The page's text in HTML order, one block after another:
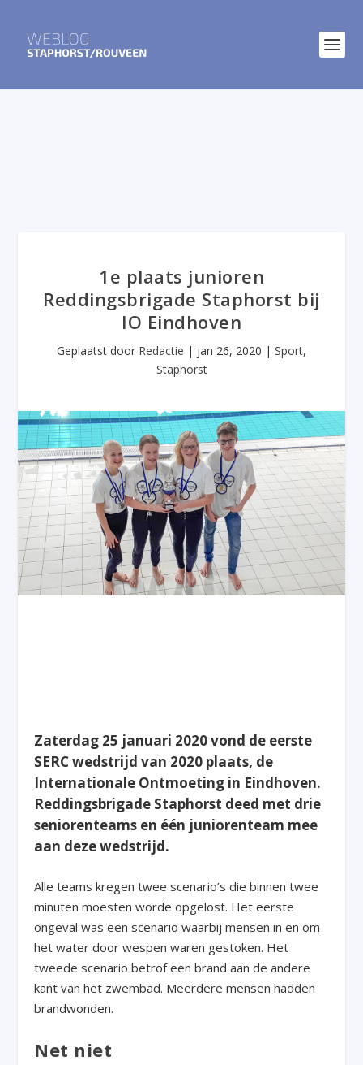
1e plaats junioren
Reddingsbrigade Staphorst bij
IO Eindhoven
Geplaatst door Redactie | jan 26, 2020 | Sport,
Staphorst
Zaterdag 25 januari 2020 vond de eerste
SERC wedstrijd van 2020 plaats, de
Internationale Ontmoeting in Eindhoven.
Reddingsbrigade Staphorst deed met drie
seniorenteams en één juniorenteam mee
aan deze wedstrijd.
Alle teams kregen twee scenario’s die binnen twee
minuten moesten worde opgelost. Het eerste
ongeval was een scenario waarbij mensen in en om
het water door wespen waren gestoken. Het
tweede scenario betrof een brand aan de andere
kant van het zwembad. Meerdere mensen hadden
brandwonden.
Net niet